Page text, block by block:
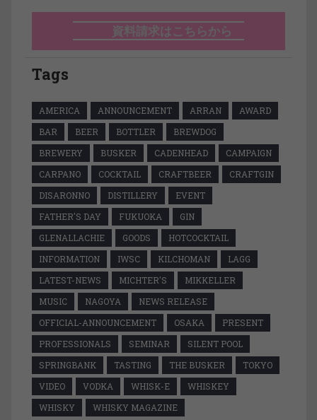
資料請求はこちらから
Tags
AMERICA ANNOUNCEMENT ARRAN
AWARD
BAR
BEER BOTTLER
BREWDOG
BREWERY
BUSKER CADENHEAD
CAMPAIGN
CARPANO
COCKTAIL CRAFTBEER
CRAFTGIN
DISARONNO
DISTILLERY
EVENT
FATHER'S DAY
FUKUOKA
GIN
GLENALLACHIE
GOODS
HOTCOCKTAIL
INFORMATION
IWSC KILCHOMAN
LAGG
LATEST-NEWS
MICHTER'S
MIKKELLER
MUSIC
NAGOYA
NEWS RELEASE
OFFICIAL-ANNOUNCEMENT
OSAKA
PRESENT
PROFESSIONALS
SEMINAR
SILENT POOL
SPRINGBANK
TASTING THE BUSKER
TOKYO
VIDEO
VODKA WHISK-E
WHISKEY
WHISKY
WHISKY MAGAZINE